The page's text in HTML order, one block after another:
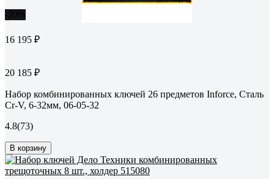
16 195 ₽
20 185 ₽
Набор комбинированных ключей 26 предметов Inforce, Сталь
Cr-V, 6-32мм, 06-05-32
4.8(73)
В корзину